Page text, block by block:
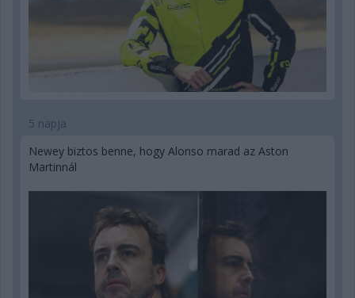
5 napja
Newey biztos benne, hogy Alonso marad az Aston
Martinnál